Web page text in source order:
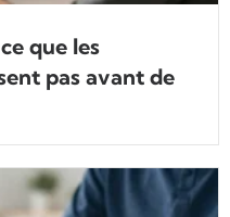
que les
pas avant de